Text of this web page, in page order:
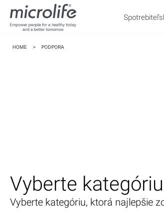
HOME > PODPORA
Vyberte kategóriu
Vyberte kategóriu, ktorá najlepšie